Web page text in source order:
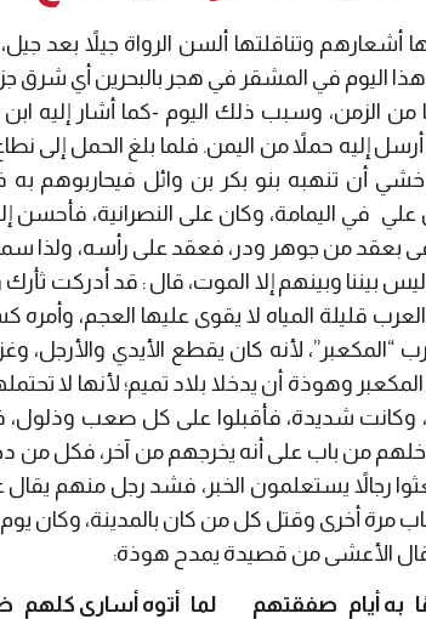
أشعارهم وتناقلتها ألسن الرواة جيلاً بعد
اليوم في المشقر في هجر بالبحرين أي شرق
من الزمن، وسبب ذلك اليوم -كما أشار إليه ابن
إليه حملاً من اليمن. فلما بلغ الحمل إلى
أن تنهبه بنو بكر بن وائل فيحاربوهم
علي في اليمامة، وكان على النصرانية،
من جوهر ودر، فعقد على رأسه، ولذا
وبينهم إلا الموت، قال : قد أدركت ثأرك
قليلة المياه لا يقوى عليها العجم،
“المكعبر”، لأنه كان يقطع الأيدي
وهوذة أن يدخلا بلاد تميم؛ لأنها لا
وكانت شديدة، فأقبلوا على كل صعب
من باب على أنه يخرجهم من آخر، فكل
رجالاً يستعلمون الخبر، فشد رجل منهم
مرة أخرى وقتل كل من كان بالمدينة،
الأعشى من قصيدة يمدح هوذة:
أيام صفقتهم لما أتوه أسارى كلهم